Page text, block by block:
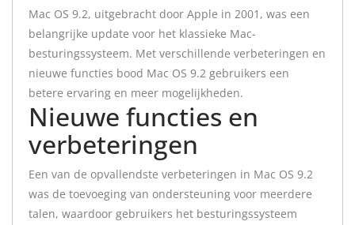
Mac OS 9.2, uitgebracht door Apple in 2001, was een
belangrijke update voor het klassieke Mac-
besturingssysteem. Met verschillende verbeteringen en
nieuwe functies bood Mac OS 9.2 gebruikers een
betere ervaring en meer mogelijkheden.
Nieuwe functies en
verbeteringen
Een van de opvallendste verbeteringen in Mac OS 9.2
was de toevoeging van ondersteuning voor meerdere
talen, waardoor gebruikers het besturingssysteem